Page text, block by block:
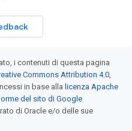
i contenuti di questa pagina
Commons Attribution 4.0,
in base alla licenza Apache
del sito di Google
di Oracle e/o delle sue